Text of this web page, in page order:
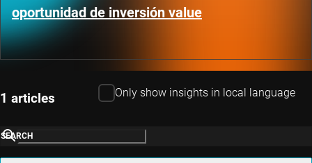
oportunidad de inversión value
1 articles Only show insights in local language
SEARCH